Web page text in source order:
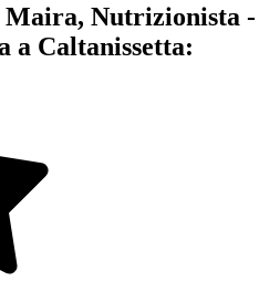
Maira, Nutrizionista -
a Caltanissetta: